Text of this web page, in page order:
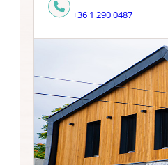
+36 1 290 0487